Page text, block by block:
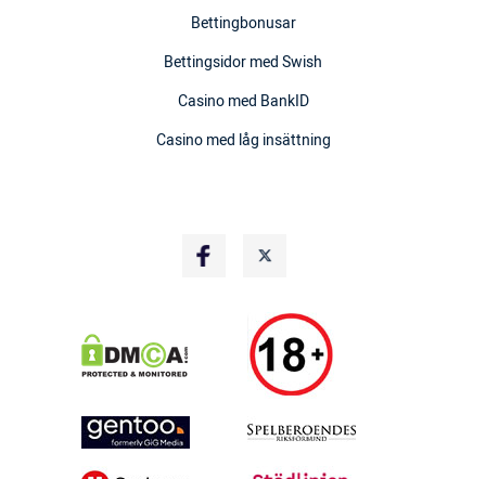
Bettingbonusar
Bettingsidor med Swish
Casino med BankID
Casino med låg insättning